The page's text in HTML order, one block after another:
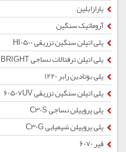
پارازایلین
آروماتیک سنگین
پلی اتیلن سنگین تزریقی HI0500
پلی اتیلن ترفتالات نساجی SUPER BRIGHT
پلی بوتادین رابر 1220
پلی اتیلن سنگین تزریقی 60507UV
پلی پروپیلن نساجی C30S
پلی پروپیلن شیمیایی C30G
قیر 6070